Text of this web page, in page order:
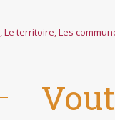
,Le territoire,Les